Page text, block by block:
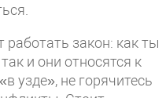
работать закон: как ты
и они относятся к
узде», не горячитесь